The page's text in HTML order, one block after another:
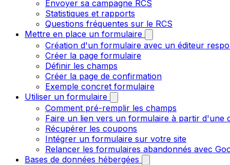
Envoyer sa campagne RCS
Statistiques et rapports
Questions fréquentes sur le RCS
Mettre en place un formulaire
Création d'un formulaire avec un éditeur
Créer la page formulaire
Définir les champs
Créer la page de confirmation
Exemple concret formulaire
Utiliser un formulaire
Comment pré-remplir les champs
Faire un lien vers un formulaire à partir d'une
Récupérer les coupons
Intégrer un formulaire sur votre site
Relancer les formulaires abandonnés avec
Bases de données hébergées